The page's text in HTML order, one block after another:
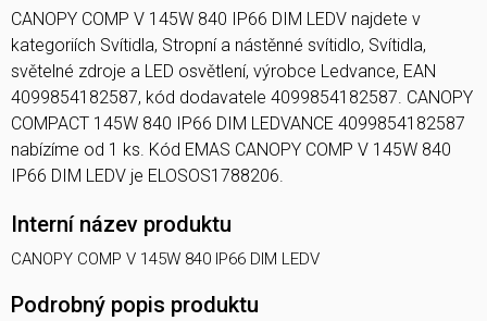
CANOPY COMP V 145W 840 IP66 DIM LEDV najdete v
kategoriích Svítidla, Stropní a nástěnné svítidlo, Svítidla,
světelné zdroje a LED osvětlení, výrobce Ledvance, EAN
4099854182587, kód dodavatele 4099854182587. CANOPY
COMPACT 145W 840 IP66 DIM LEDVANCE 4099854182587
nabízíme od 1 ks. Kód EMAS CANOPY COMP V 145W 840
IP66 DIM LEDV je ELOSOS1788206.
Interní název produktu
CANOPY COMP V 145W 840 IP66 DIM LEDV
Podrobný popis produktu